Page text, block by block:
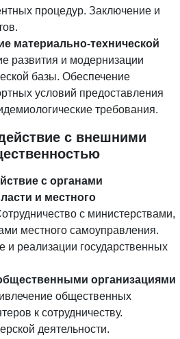
процедур. Заключение и
материально-технической
развития и модернизации
базы. Обеспечение
условий предоставления
требования.
с внешними
с органами
и местного
с министерствами,
местного самоуправления.
и реализации государственных
организациями
общественных
к сотрудничеству.
деятельности.